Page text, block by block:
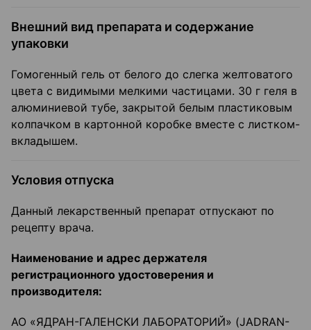
Внешний вид препарата и содержание
упаковки
Гомогенный гель от белого до слегка желтоватого
цвета с видимыми мелкими частицами. 30 г геля в
алюминиевой тубе, закрытой белым пластиковым
колпачком в картонной коробке вместе с листком-
вкладышем.
Условия отпуска
Данный лекарственный препарат отпускают по
рецепту врача.
Наименование и адрес держателя
регистрационного удостоверения и
производителя:
АО «ЯДРАН-ГАЛЕНСКИ ЛАБОРАТОРИЙ» (JADRAN-